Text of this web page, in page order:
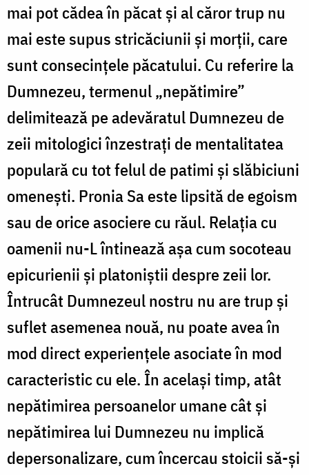
mai pot cădea în păcat şi al căror trup nu
mai este supus stricăciunii şi morţii, care
sunt consecinţele păcatului. Cu referire la
Dumnezeu, termenul „nepătimire”
delimitează pe adevăratul Dumnezeu de
zeii mitologici înzestraţi de mentalitatea
populară cu tot felul de patimi şi slăbiciuni
omeneşti. Pronia Sa este lipsită de egoism
sau de orice asociere cu răul. Relaţia cu
oamenii nu-L întinează aşa cum socoteau
epicurienii şi platoniştii despre zeii lor.
Întrucât Dumnezeul nostru nu are trup şi
suflet asemenea nouă, nu poate avea în
mod direct experienţele asociate în mod
caracteristic cu ele. În acelaşi timp, atât
nepătimirea persoanelor umane cât şi
nepătimirea lui Dumnezeu nu implică
depersonalizare, cum încercau stoicii să-şi